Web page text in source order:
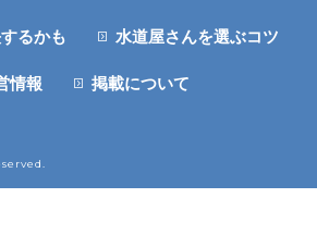
るかも 水道屋さんを選ぶコツ
情報 掲載について